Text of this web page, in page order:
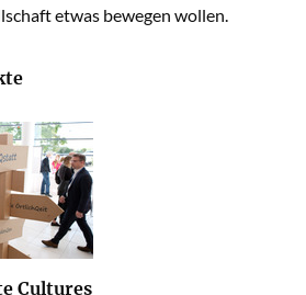
etwas bewegen wollen.
Cultures